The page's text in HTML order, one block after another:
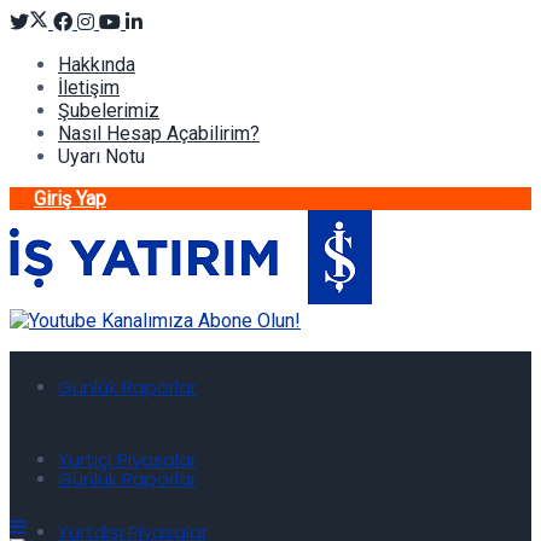
Hakkında
İletişim
Şubelerimiz
Nasıl Hesap Açabilirim?
Uyarı Notu
Giriş Yap
Günlük Raporlar
Yurtiçi Piyasalar
Yurtdışı Piyasalar
Günlük Raporlar